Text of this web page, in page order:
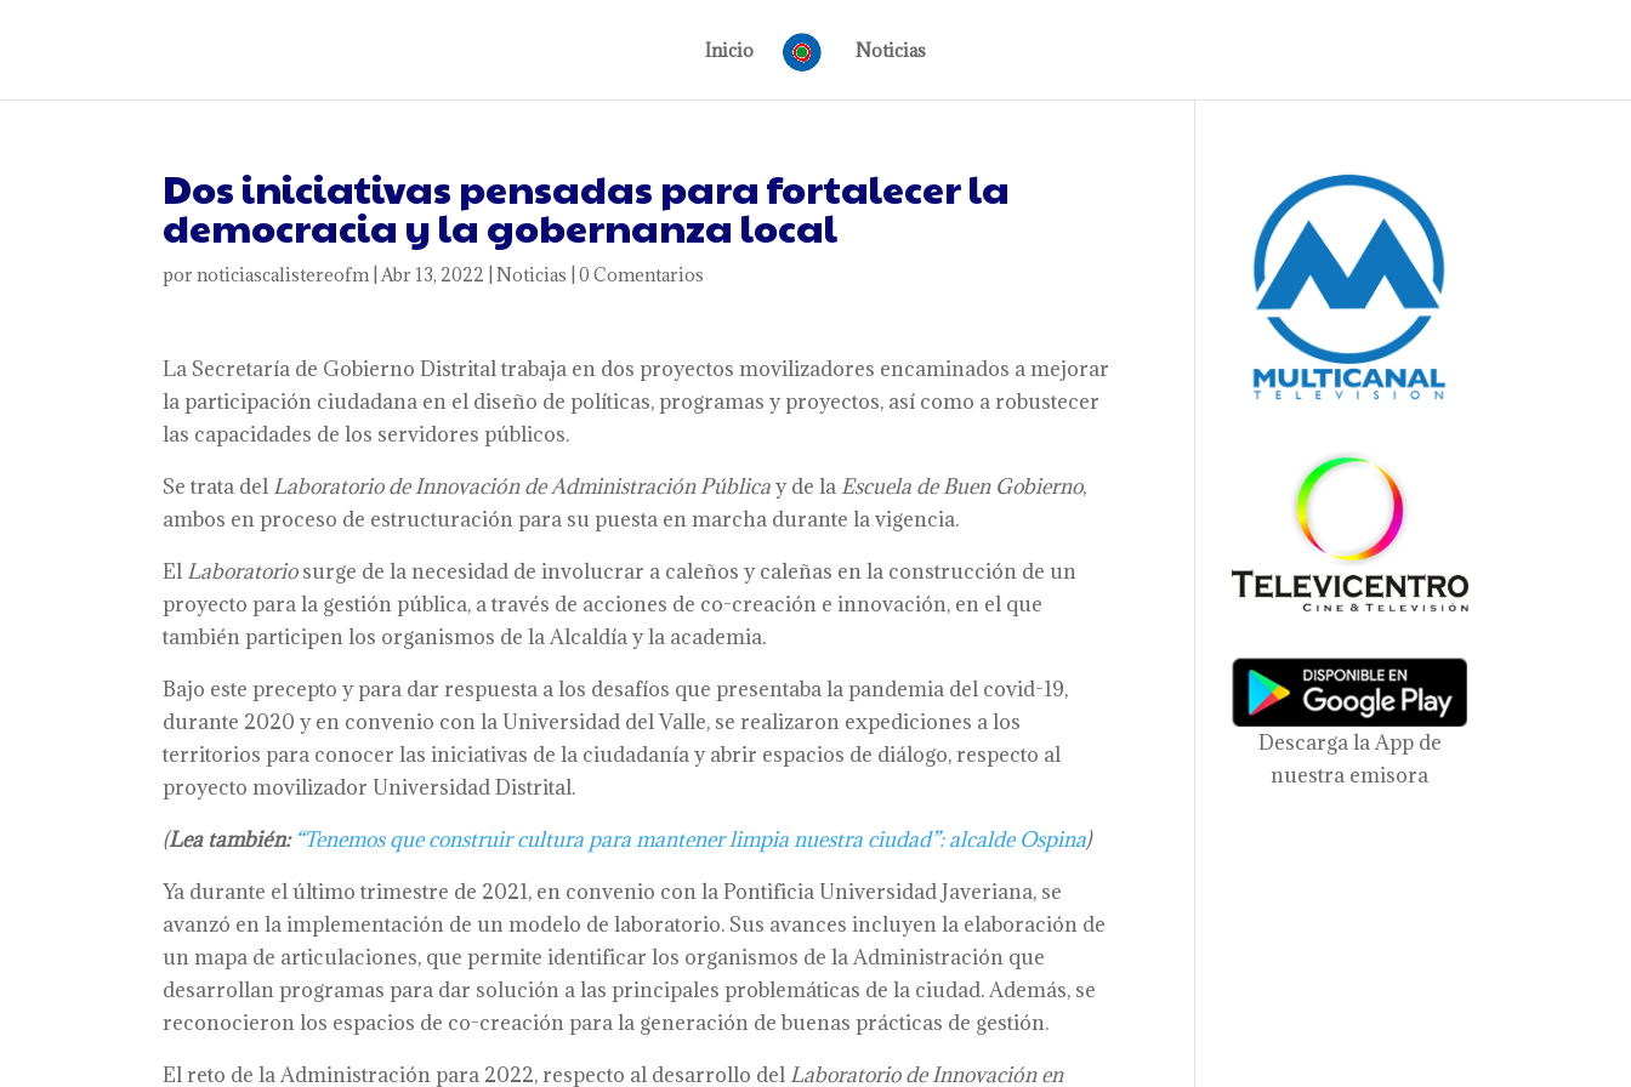
Inicio Noticias
Dos iniciativas pensadas para fortalecer la
democracia y la gobernanza local
pornoticiascalistereofm|Abr 13, 2022 |Noticias |0 Comentarios
La Secretaría de Gobierno Distrital trabaja en dos proyectos movilizadores encaminados a mejorar
la participación ciudadana en el diseño de políticas, programas y proyectos, así como a robustecer
las capacidades de los servidores públicos.
Se trata del Laboratorio de Innovación de Administración Públicay de la Escuela de Buen Gobierno,
ambos en proceso de estructuración para su puesta en marcha durante la vigencia.
El Laboratoriosurge de la necesidad de involucrar a caleños y caleñas en la construcción de un
proyecto para la gestión pública, a través de acciones de co-creación e innovación, en el que
también participen los organismos de la Alcaldía y la academia.
Bajo este precepto y para dar respuesta a los desafíos que presentaba la pandemia del covid-19,
durante 2020 y en convenio con la Universidad del Valle, se realizaron expediciones a los
territorios para conocer las iniciativas de la ciudadanía y abrir espacios de diálogo, respecto al
proyecto movilizador Universidad Distrital.
(Lea también: “Tenemos que construir cultura para mantener limpia nuestra ciudad”: alcalde Ospina)
Ya durante el último trimestre de 2021, en convenio con la Pontificia Universidad Javeriana, se
avanzó en la implementación de un modelo de laboratorio. Sus avances incluyen la elaboración de
un mapa de articulaciones, que permite identificar los organismos de la Administración que
desarrollan programas para dar solución a las principales problemáticas de la ciudad. Además, se
reconocieron los espacios de co-creación para la generación de buenas prácticas de gestión.
El reto de la Administración para 2022, respecto al desarrollo del Laboratorio de Innovación en
Descarga la App de
nuestra emisora